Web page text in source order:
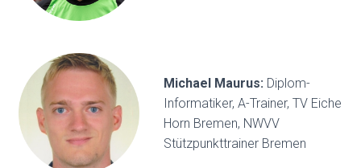
Michael Maurus: Diplom-
Informatiker, A-Trainer, TV Eiche
Horn Bremen, NWVV
Stützpunkttrainer Bremen